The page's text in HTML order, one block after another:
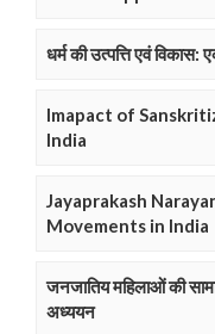
धर्म की उत्पत्ति एवं विकास:
Imapact of
India
Jayaprakash
Movements in India
जनजातिय महिलाओं की
अध्ययन